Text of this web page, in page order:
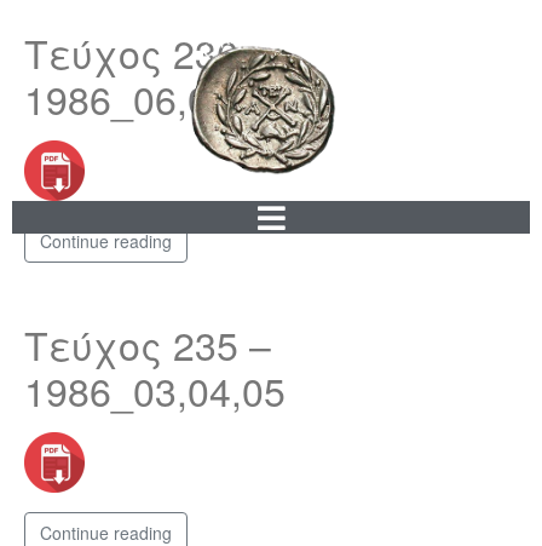
Τεύχος 236 –
1986_06,07,08
Continue reading
Τεύχος 235 –
1986_03,04,05
Continue reading